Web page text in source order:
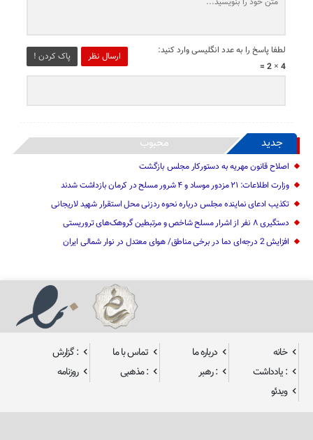
ارسال نظر پاک کردن !
لطفا پاسخ را به عدد انگلیسی وارد کنید:
4 × 2 =
جدید محبوب
اصلاح قانون مهریه به دستورکار مجلس بازگشت
وزارت اطلاعات: ۲۱ مزدور موساد و ۴ شرور مسلح در کرمان بازداشت شدند
تکذیب ادعای نماینده مجلس درباره نحوه ردزنی محل استقرار شهید لاریجانی
دستگیری ۸ نفر از اشرار مسلح شاخص و مرتبطین گروهک‌های تروریستی
افزایش 2 درجه‌ای دما در برخی مناطق/ هوای معتدل در نوار شمالی ایران
خانه درباره ما تماس با ما
: گزارش
: یادداشت
: رهبر : مذهبی
روزنامه
ویدئو